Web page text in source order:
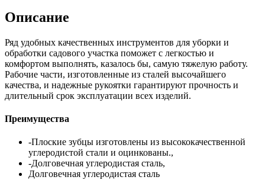
Описание
Ряд удобных качественных инструментов для уборки и
обработки садового участка поможет с легкостью и
комфортом выполнять, казалось бы, самую тяжелую работу.
Рабочие части, изготовленные из сталей высочайшего
качества, и надежные рукоятки гарантируют прочность и
длительный срок эксплуатации всех изделий.
Преимущества
-Плоские зубцы изготовлены из высококачественной
углеродистой стали и оцинкованы.,
-Долговечная углеродистая сталь,
Долговечная углеродистая сталь